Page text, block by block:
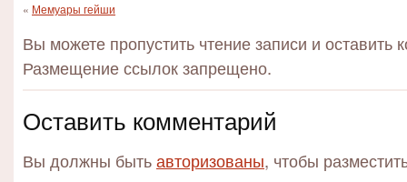
« Мемуары гейши
Вы можете пропустить чтение записи и оставить
Размещение ссылок запрещено.
Оставить комментарий
Вы должны бытьавторизованы, чтобы